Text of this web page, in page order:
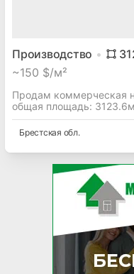
Производство
~150 $/м²
Продам коммерческая
общая площадь:
Брестская обл.